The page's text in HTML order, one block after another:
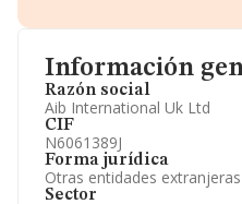
Información
Razón social
Aib International Uk Ltd
CIF
N6061389J
Forma jurídica
Otras entidades extranjeras
Sector
Información oficial y